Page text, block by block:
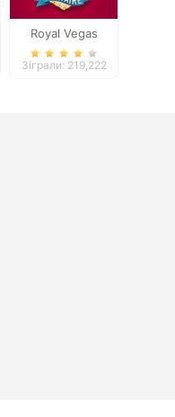
Royal Vegas
Solitaire
Зіграли: 219,222